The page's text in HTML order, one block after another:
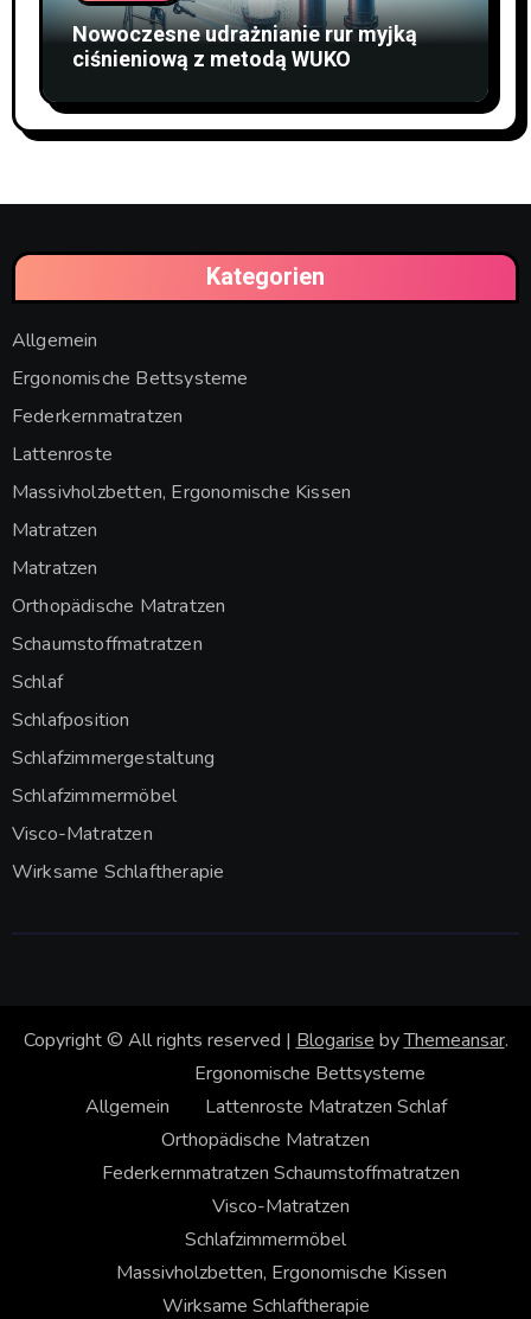
Nowoczesne udrażnianie rur myjką
ciśnieniową z metodą WUKO
Kategorien
Allgemein
Ergonomische Bettsysteme
Federkernmatratzen
Lattenroste
Massivholzbetten, Ergonomische Kissen
Matratzen
Matratzen
Orthopädische Matratzen
Schaumstoffmatratzen
Schlaf
Schlafposition
Schlafzimmergestaltung
Schlafzimmermöbel
Visco-Matratzen
Wirksame Schlaftherapie
Copyright © All rights reserved | Blogarise byThemeansar.
Allgemein
Ergonomische Bettsysteme
Lattenroste Matratzen Schlaf
Orthopädische Matratzen
Federkernmatratzen Schaumstoffmatratzen
Visco-Matratzen
Schlafzimmermöbel
Massivholzbetten, Ergonomische Kissen
Wirksame Schlaftherapie